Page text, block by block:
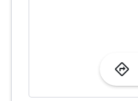
directions